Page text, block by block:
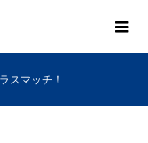
スマッチ！